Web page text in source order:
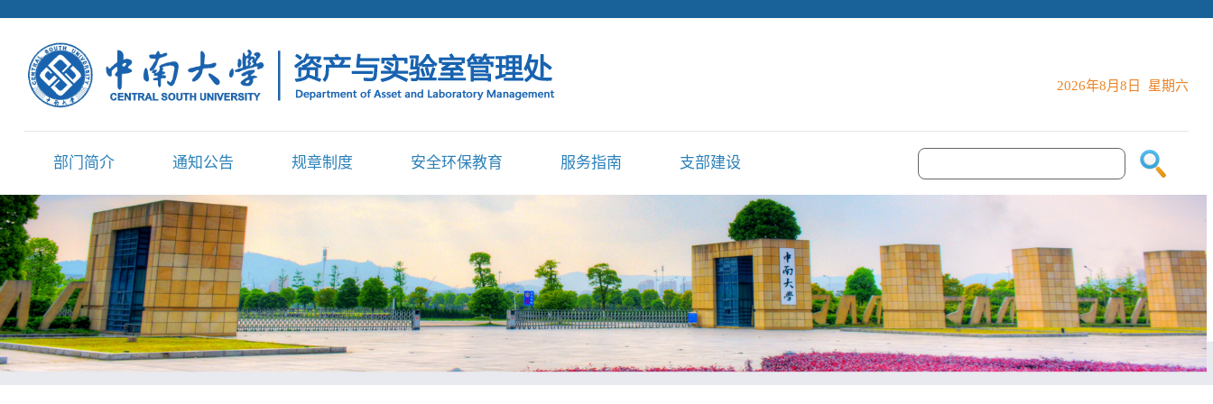
2026年8月8日 星期六
部门简介 通知公告 规章制度 安全环保教育 服务指南 支部建设